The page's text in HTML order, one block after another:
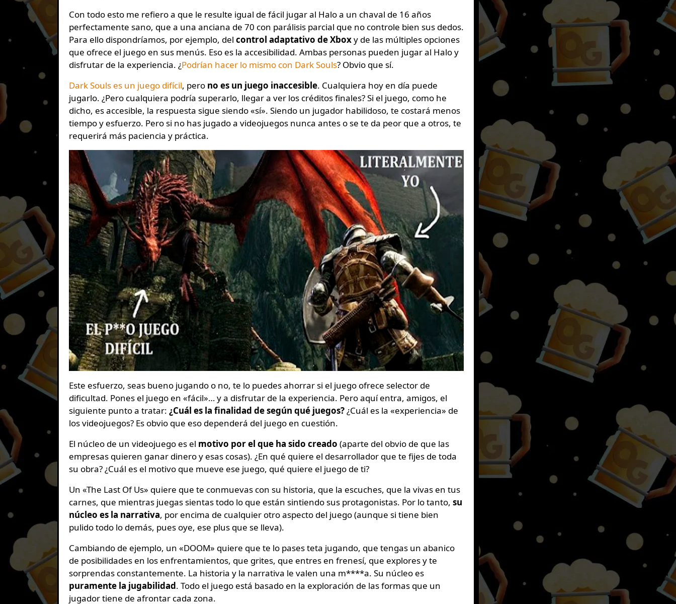
Con todo esto me refiero a que le resulte igual de fácil jugar al Halo a un chaval de 16 años
perfectamente sano, que a una anciana de 70 con parálisis parcial que no controle bien sus dedos.
Para ello dispondríamos, por ejemplo, del control adaptativo de Xboxy de las múltiples opciones
que ofrece el juego en sus menús. Eso es la accesibilidad. Ambas personas pueden jugar al Halo y
disfrutar de la experiencia. ¿Podrían hacer lo mismo con Dark Souls? Obvio que sí.
Dark Souls es un juego difícil, pero no es un juego inaccesible. Cualquiera hoy en día puede
jugarlo. ¿Pero cualquiera podría superarlo, llegar a ver los créditos finales? Si el juego, como he
dicho, es accesible, la respuesta sigue siendo «sí». Siendo un jugador habilidoso, te costará menos
tiempo y esfuerzo. Pero si no has jugado a videojuegos nunca antes o se te da peor que a otros, te
requerirá más paciencia y práctica.
Este esfuerzo, seas bueno jugando o no, te lo puedes ahorrar si el juego ofrece selector de
dificultad. Pones el juego en «fácil»… y a disfrutar de la experiencia. Pero aquí entra, amigos, el
siguiente punto a tratar: ¿Cuál es la finalidad de según qué juegos?¿Cuál es la «experiencia» de
los videojuegos? Es obvio que eso dependerá del juego en cuestión.
El núcleo de un videojuego es el motivo por el que ha sido creado (aparte del obvio de que las
empresas quieren ganar dinero y esas cosas). ¿En qué quiere el desarrollador que te fijes de toda
su obra? ¿Cuál es el motivo que mueve ese juego, qué quiere el juego de ti?
Un «The Last Of Us» quiere que te conmuevas con su historia, que la escuches, que la vivas en tus
carnes, que mientras juegas sientas todo lo que están sintiendo sus protagonistas. Por lo tanto, su
núcleo es la narrativa, por encima de cualquier otro aspecto del juego (aunque si tiene bien
pulido todo lo demás, pues oye, ese plus que se lleva).
Cambiando de ejemplo, un «DOOM» quiere que te lo pases teta jugando, que tengas un abanico
de posibilidades en los enfrentamientos, que grites, que entres en frenesí, que explores y te
sorprendas constantemente. La historia y la narrativa le valen una m****a. Su núcleo es
puramente la jugabilidad. Todo el juego está basado en la exploración de las formas que un
jugador tiene de afrontar cada zona.